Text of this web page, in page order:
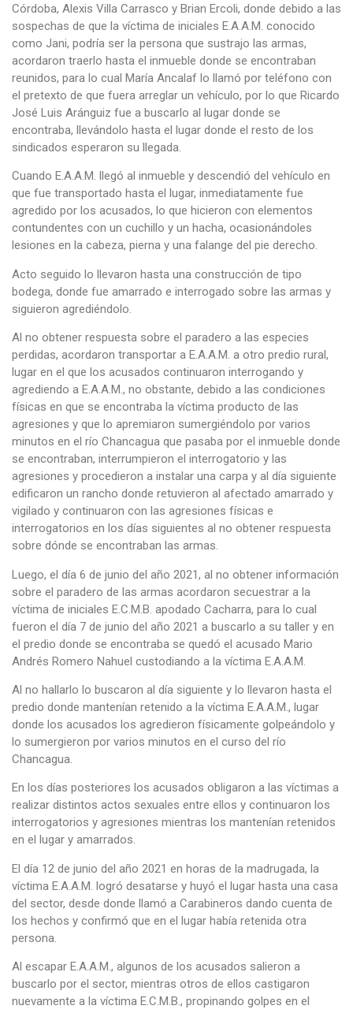
Córdoba, Alexis Villa Carrasco y Brian Ercoli, donde debido a las
sospechas de que la víctima de iniciales E.A.A.M. conocido
como Jani, podría ser la persona que sustrajo las armas,
acordaron traerlo hasta el inmueble donde se encontraban
reunidos, para lo cual María Ancalaf lo llamó por teléfono con
el pretexto de que fuera arreglar un vehículo, por lo que Ricardo
José Luis Aránguiz fue a buscarlo al lugar donde se
encontraba, llevándolo hasta el lugar donde el resto de los
sindicados esperaron su llegada.
Cuando E.A.A.M. llegó al inmueble y descendió del vehículo en
que fue transportado hasta el lugar, inmediatamente fue
agredido por los acusados, lo que hicieron con elementos
contundentes con un cuchillo y un hacha, ocasionándoles
lesiones en la cabeza, pierna y una falange del pie derecho.
Acto seguido lo llevaron hasta una construcción de tipo
bodega, donde fue amarrado e interrogado sobre las armas y
siguieron agrediéndolo.
Al no obtener respuesta sobre el paradero a las especies
perdidas, acordaron transportar a E.A.A.M. a otro predio rural,
lugar en el que los acusados continuaron interrogando y
agrediendo a E.A.A.M., no obstante, debido a las condiciones
físicas en que se encontraba la víctima producto de las
agresiones y que lo apremiaron sumergiéndolo por varios
minutos en el río Chancagua que pasaba por el inmueble donde
se encontraban, interrumpieron el interrogatorio y las
agresiones y procedieron a instalar una carpa y al día siguiente
edificaron un rancho donde retuvieron al afectado amarrado y
vigilado y continuaron con las agresiones físicas e
interrogatorios en los días siguientes al no obtener respuesta
sobre dónde se encontraban las armas.
Luego, el día 6 de junio del año 2021, al no obtener información
sobre el paradero de las armas acordaron secuestrar a la
víctima de iniciales E.C.M.B. apodado Cacharra, para lo cual
fueron el día 7 de junio del año 2021 a buscarlo a su taller y en
el predio donde se encontraba se quedó el acusado Mario
Andrés Romero Nahuel custodiando a la víctima E.A.A.M.
Al no hallarlo lo buscaron al día siguiente y lo llevaron hasta el
predio donde mantenían retenido a la víctima E.A.A.M., lugar
donde los acusados los agredieron físicamente golpeándolo y
lo sumergieron por varios minutos en el curso del río
Chancagua.
En los días posteriores los acusados obligaron a las víctimas a
realizar distintos actos sexuales entre ellos y continuaron los
interrogatorios y agresiones mientras los mantenían retenidos
en el lugar y amarrados.
El día 12 de junio del año 2021 en horas de la madrugada, la
víctima E.A.A.M. logró desatarse y huyó el lugar hasta una casa
del sector, desde donde llamó a Carabineros dando cuenta de
los hechos y confirmó que en el lugar había retenida otra
persona.
Al escapar E.A.A.M., algunos de los acusados salieron a
buscarlo por el sector, mientras otros de ellos castigaron
nuevamente a la víctima E.C.M.B., propinando golpes en el